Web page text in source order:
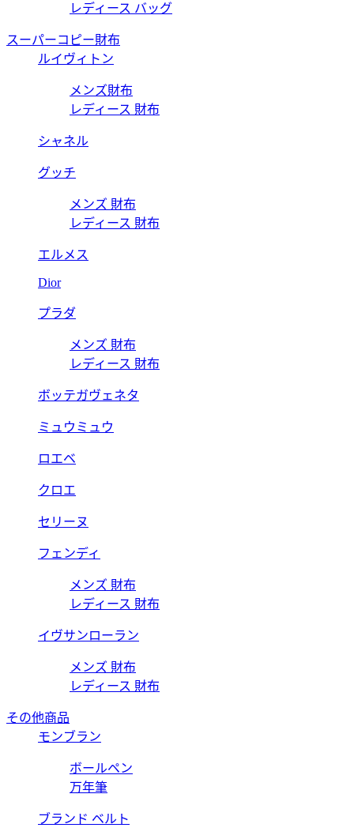
レディース バッグ
スーパーコピー財布
ルイヴィトン
メンズ財布
レディース 財布
シャネル
グッチ
メンズ 財布
レディース 財布
エルメス
Dior
プラダ
メンズ 財布
レディース 財布
ボッテガヴェネタ
ミュウミュウ
ロエベ
クロエ
セリーヌ
フェンディ
メンズ 財布
レディース 財布
イヴサンローラン
メンズ 財布
レディース 財布
その他商品
モンブラン
ボールペン
万年筆
ブランド ベルト